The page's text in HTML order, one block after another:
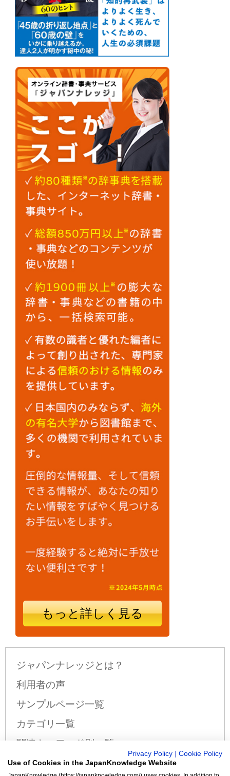
もっと詳しく見る
ジャパンナレッジとは？
利用者の声
サンプルページ一覧
カテゴリ一覧
関連キーワード別一覧
サンプル公開辞書・事典一覧
Privacy Policy
Cookie Policy
Use of Cookies in the JapanKnowledge Website